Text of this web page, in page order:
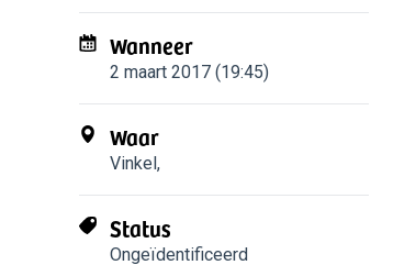
Wanneer
2 maart 2017 (19:45)
Waar
Vinkel,
Status
Ongeïdentificeerd